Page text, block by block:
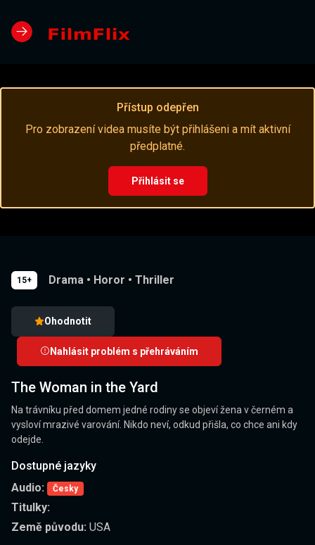
Přístup odepřen
Pro zobrazení videa musíte být přihlášeni a mít aktivní
předplatné.
Přihlásit se
15+ Drama • Horor • Thriller
Ohodnotit
Nahlásit problém s přehráváním
The Woman in the Yard
Na trávníku před domem jedné rodiny se objeví žena v černém a
vysloví mrazivé varování. Nikdo neví, odkud přišla, co chce ani kdy
odejde.
Dostupné jazyky
Audio:
Česky
Titulky:
Země původu: USA